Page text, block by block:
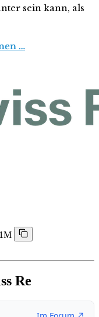
sein kann, als
…
Re